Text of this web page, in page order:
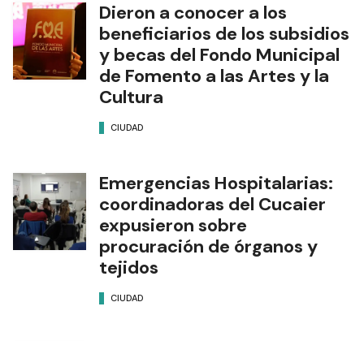
Dieron a conocer a los
beneficiarios de los subsidios
y becas del Fondo Municipal
de Fomento a las Artes y la
Cultura
CIUDAD
Emergencias Hospitalarias:
coordinadoras del Cucaier
expusieron sobre
procuración de órganos y
tejidos
CIUDAD